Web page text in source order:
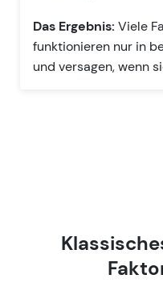
Das Ergebnis: Viele
funktionieren nur in
und versagen, wenn